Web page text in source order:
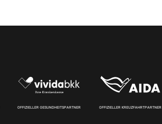
OFFIZIELLER GESUNDHEITSPARTNER OFFIZIELLER KREUZFAHRTPARTNER